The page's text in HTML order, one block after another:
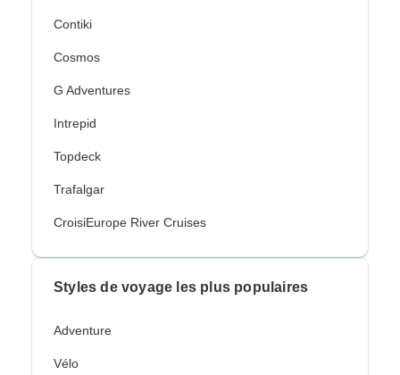
Contiki
Cosmos
G Adventures
Intrepid
Topdeck
Trafalgar
CroisiEurope River Cruises
Styles de voyage les plus populaires
Adventure
Vélo